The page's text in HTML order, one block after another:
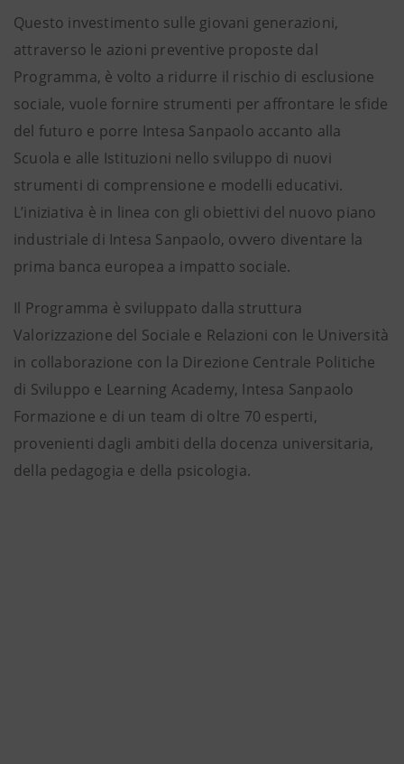
Questo investimento sulle giovani generazioni,
attraverso le azioni preventive proposte dal
Programma, è volto a ridurre il rischio di esclusione
sociale, vuole fornire strumenti per affrontare le sfide
del futuro e porre Intesa Sanpaolo accanto alla
Scuola e alle Istituzioni nello sviluppo di nuovi
strumenti di comprensione e modelli educativi.
L’iniziativa è in linea con gli obiettivi del nuovo piano
industriale di Intesa Sanpaolo, ovvero diventare la
prima banca europea a impatto sociale.
Il Programma è sviluppato dalla struttura
Valorizzazione del Sociale e Relazioni con le Università
in collaborazione con la Direzione Centrale Politiche
di Sviluppo e Learning Academy, Intesa Sanpaolo
Formazione e di un team di oltre 70 esperti,
provenienti dagli ambiti della docenza universitaria,
della pedagogia e della psicologia.